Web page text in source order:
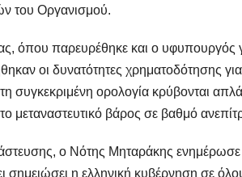
του Οργανισμού.
όπου παρευρέθηκε και ο υφυπουργός
οι δυνατότητες χρηματοδότησης για
συγκεκριμένη ορολογία κρύβονται
μεταναστευτικό βάρος σε βαθμό
ο Νότης Μηταράκης ενημέρωσε
σημειώσει η ελληνική κυβέρνηση σε